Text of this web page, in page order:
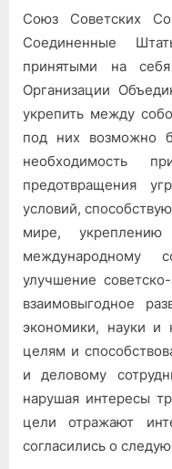
Союз Советских
Соединенные
принятыми на
Организации
укрепить между
под них возможно
необходимость
предотвращения
условий,
мире,
международному
улучшение
взаимовыгодное
экономики, науки и
целям и
и деловому
нарушая интересы
цели отражают
согласились о